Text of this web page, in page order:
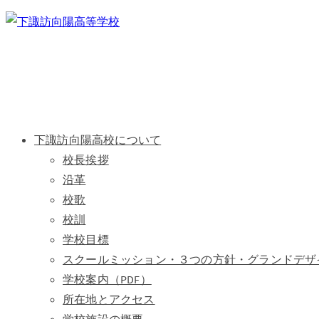
下諏訪向陽高校について
校長挨拶
沿革
校歌
校訓
学校目標
スクールミッション・３つの方針・グランドデ
学校案内（PDF）
所在地とアクセス